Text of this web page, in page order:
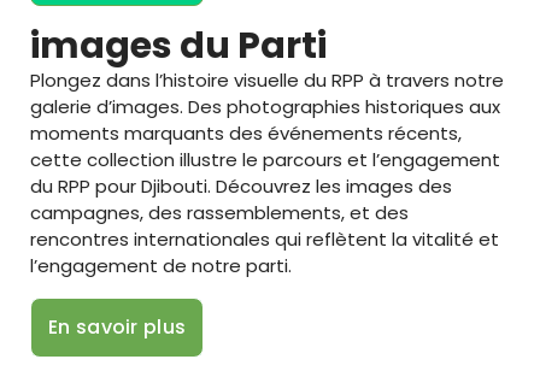
images du Parti
Plongez dans l’histoire visuelle du RPP à travers notre
galerie d’images. Des photographies historiques aux
moments marquants des événements récents,
cette collection illustre le parcours et l’engagement
du RPP pour Djibouti. Découvrez les images des
campagnes, des rassemblements, et des
rencontres internationales qui reflètent la vitalité et
l’engagement de notre parti.
En savoir plus